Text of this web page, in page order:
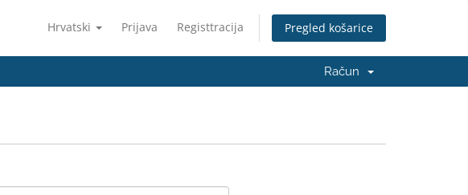
Hrvatski Prijava Registtracija Pregled košarice
Račun